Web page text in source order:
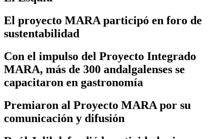
El proyecto MARA participó en foro de
sustentabilidad
Con el impulso del Proyecto Integrado
MARA, más de 300 andalgalenses se
capacitaron en gastronomía
Premiaron al Proyecto MARA por su
comunicación y difusión